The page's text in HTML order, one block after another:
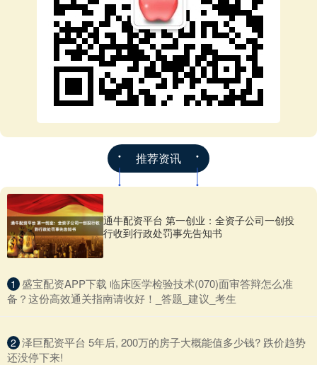
推荐资讯
通牛配资平台 第一创业：全资子公司一创投
行收到行政处罚事先告知书
1 ​盛宝配资APP下载 临床医学检验技术(070)面审答辩怎么准
备？这份高效通关指南请收好！_答题_建议_考生
2 ​泽巨配资平台 5年后, 200万的房子大概能值多少钱? 跌价趋势
还没停下来!